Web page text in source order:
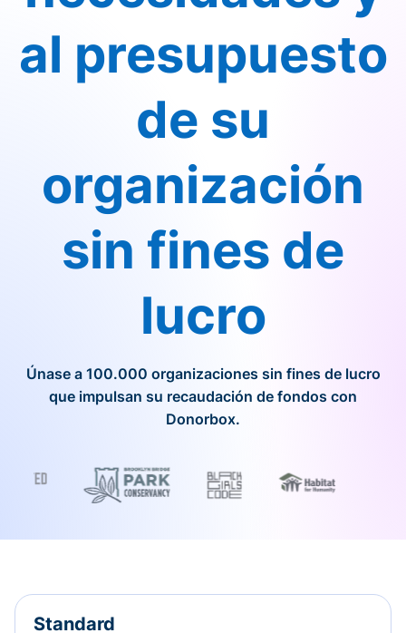
al presupuesto
de su
organización
sin fines de
lucro
Únase a 100.000 organizaciones sin fines de lucro
que impulsan su recaudación de fondos con
Donorbox.
Standard